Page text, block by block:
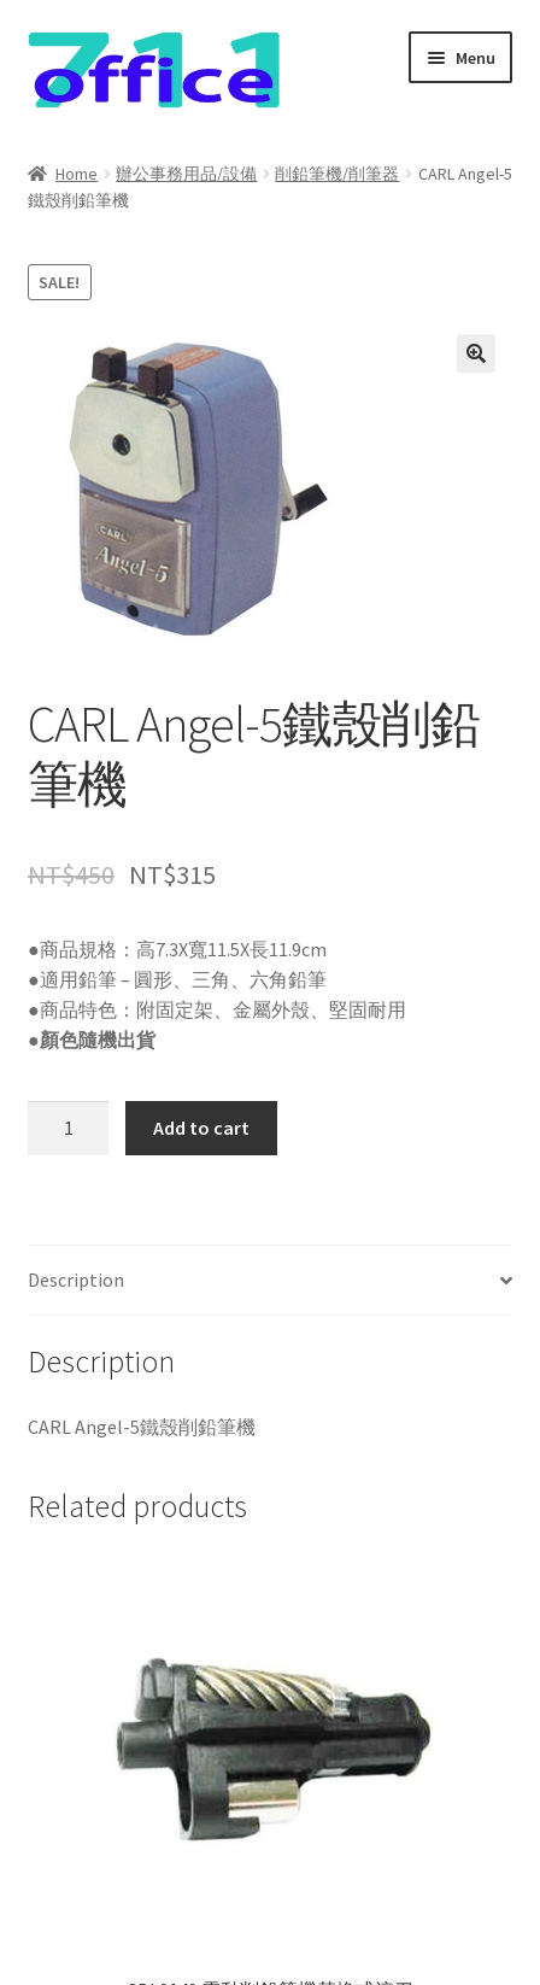
Skip
to
navigation
Skip
to
content
Menu
我的帳號
結帳
購物車
關於我們
防詐騙聲明
Home 辦公事務用品/設備 削鉛筆機/削筆器
CARL Angel-5
鐵殼削鉛筆機
SALE!
CARL Angel-5鐵殼削鉛
筆機
NT$450 NT$315
●商品規格：高7.3X寬11.5X長11.9cm
●適用鉛筆 – 圓形、三角、六角鉛筆
●商品特色：附固定架、金屬外殼、堅固耐用
●顏色隨機出貨
機
Add to cart
Description
Description
CARL Angel-5鐵殼削鉛筆機
Related products